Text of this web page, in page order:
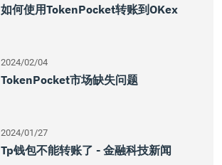
如何使用TokenPocket转账到OKex
2024/02/04
TokenPocket市场缺失问题
2024/01/27
Tp钱包不能转账了 - 金融科技新闻